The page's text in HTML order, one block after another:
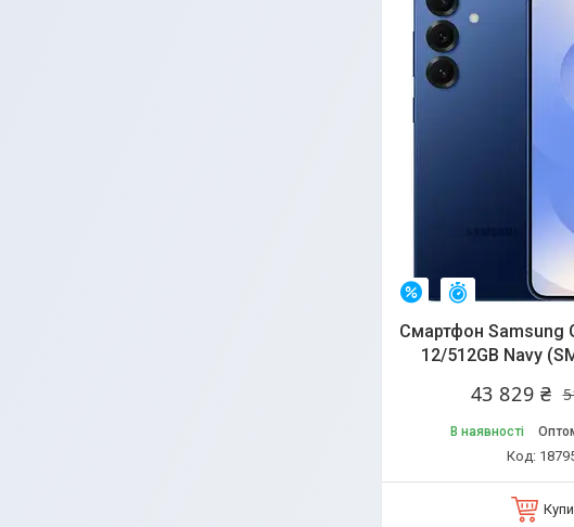
–16% Залишилось 24
Смартфон Samsung
12/512GB Navy
43 829 ₴
В наявності